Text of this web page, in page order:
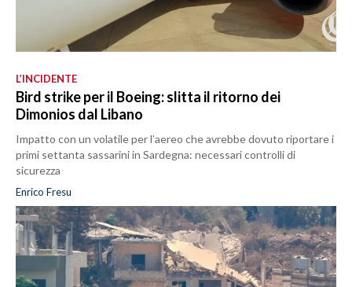
L’INCIDENTE
Bird strike per il Boeing: slitta il ritorno dei
Dimonios dal Libano
Impatto con un volatile per l’aereo che avrebbe dovuto riportare i
primi settanta sassarini in Sardegna: necessari controlli di
sicurezza
Enrico Fresu